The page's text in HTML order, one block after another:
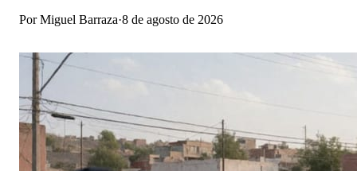
PorMiguel Barraza·8 de agosto de 2026